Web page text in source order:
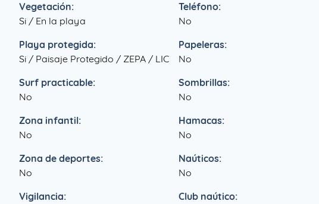
Vegetación:
Si / En la playa
Playa protegida:
Si / Paisaje Protegido / ZEPA / LIC
Surf practicable:
No
Zona infantil:
No
Zona de deportes:
No
Vigilancia:
Teléfono:
No
Papeleras:
No
Sombrillas:
No
Hamacas:
No
Naúticos:
No
Club naútico: